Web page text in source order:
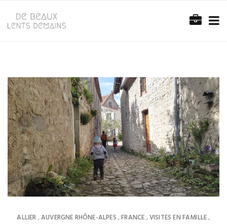
ALLIER ,AUVERGNE RHÔNE-ALPES ,FRANCE ,VISITES EN FAMILLE,